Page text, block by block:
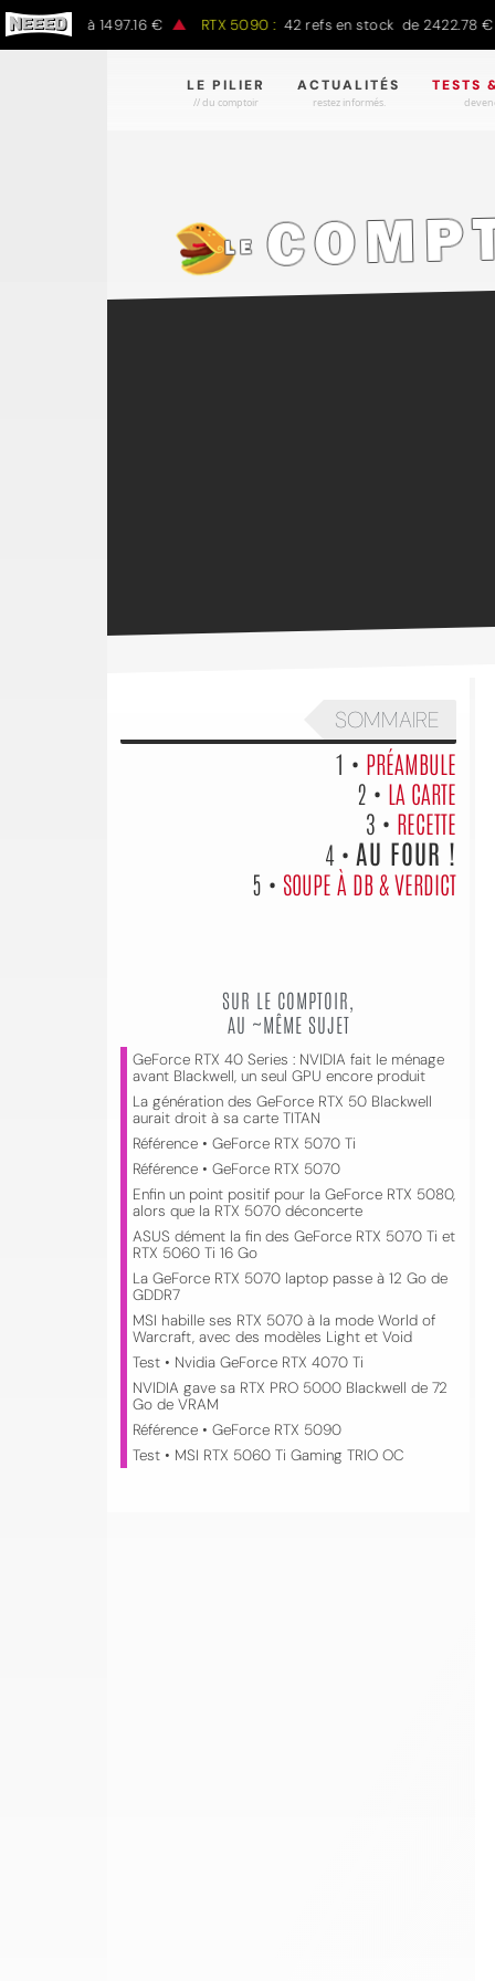
€ à 1497.16 € RTX 5090 : 42 refs en stock de 2422.78 € à
LE PILIER
// du comptoir
ACTUALITÉS
restez informés.
TESTS
SOMMAIRE
1 • PRÉAMBULE
2 • LA CARTE
3 • RECETTE
4 • AU FOUR !
5 • SOUPE À DB & VERDICT
SUR LE COMPTOIR,
AU ~MÊME SUJET
GeForce RTX 40 Series : NVIDIA fait le ménage
avant Blackwell, un seul GPU encore produit
La génération des GeForce RTX 50 Blackwell
aurait droit à sa carte TITAN
Référence • GeForce RTX 5070 Ti
Référence • GeForce RTX 5070
Enfin un point positif pour la GeForce RTX 5080,
alors que la RTX 5070 déconcerte
ASUS dément la fin des GeForce RTX 5070 Ti et
RTX 5060 Ti 16 Go
La GeForce RTX 5070 laptop passe à 12 Go de
GDDR7
MSI habille ses RTX 5070 à la mode World of
Warcraft, avec des modèles Light et Void
Test • Nvidia GeForce RTX 4070 Ti
NVIDIA gave sa RTX PRO 5000 Blackwell de 72
Go de VRAM
Référence • GeForce RTX 5090
Test • MSI RTX 5060 Ti Gaming TRIO OC